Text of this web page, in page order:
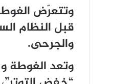
وتتعرّض
قبل النظام
والجرحى.
وتعد الغوطة